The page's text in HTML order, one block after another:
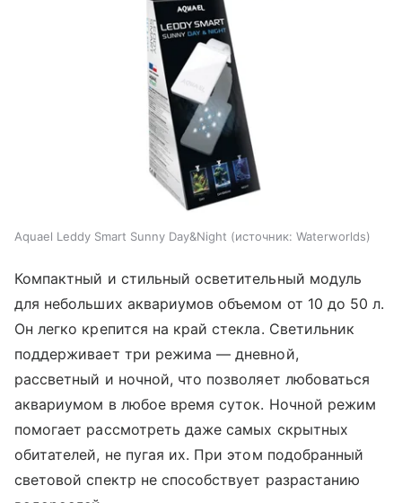
Aquael Leddy Smart Sunny Day&Night источник: Waterworlds
Компактный и стильный осветительный модуль
для небольших аквариумов объемом от 10 до 50 л.
Он легко крепится на край стекла. Светильник
поддерживает три режима — дневной,
рассветный и ночной, что позволяет любоваться
аквариумом в любое время суток. Ночной режим
помогает рассмотреть даже самых скрытных
обитателей, не пугая их. При этом подобранный
световой спектр не способствует разрастанию